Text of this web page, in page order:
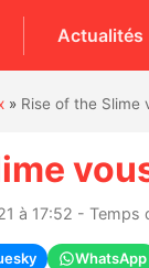
Actualités
» Rise of the Slime
à 17:52 - Temps
WhatsApp